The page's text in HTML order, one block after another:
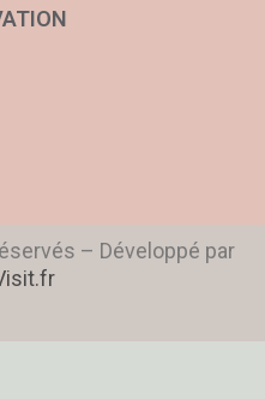
– Développé par